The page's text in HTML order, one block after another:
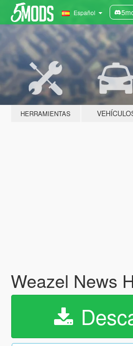
Español
HERRAMIENTAS
Weazel News